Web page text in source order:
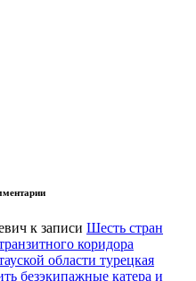
к записи Шесть стран
коридора
области турецкая
безэкипажные катера и